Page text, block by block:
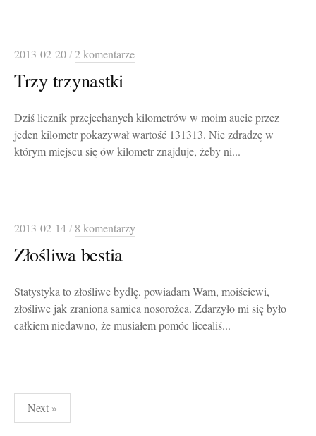
2013-02-20/2 komentarze
Trzy trzynastki
Dziś licznik przejechanych kilometrów w moim aucie przez
jeden kilometr pokazywał wartość 131313. Nie zdradzę w
którym miejscu się ów kilometr znajduje, żeby ni...
2013-02-14/ 8 komentarzy
Złośliwa bestia
Statystyka to złośliwe bydlę, powiadam Wam, moiściewi,
złośliwe jak zraniona samica nosorożca. Zdarzyło mi się było
całkiem niedawno, że musiałem pomóc licealiś...
Stronicowanie
wpisów
Next »